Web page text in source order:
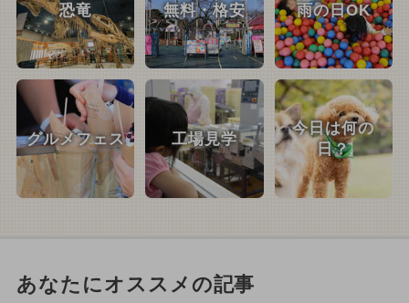
恐竜 無料・格安 雨の日OK
グルメフェス 工場見学
今日は何の
日？
あなたにオススメの記事